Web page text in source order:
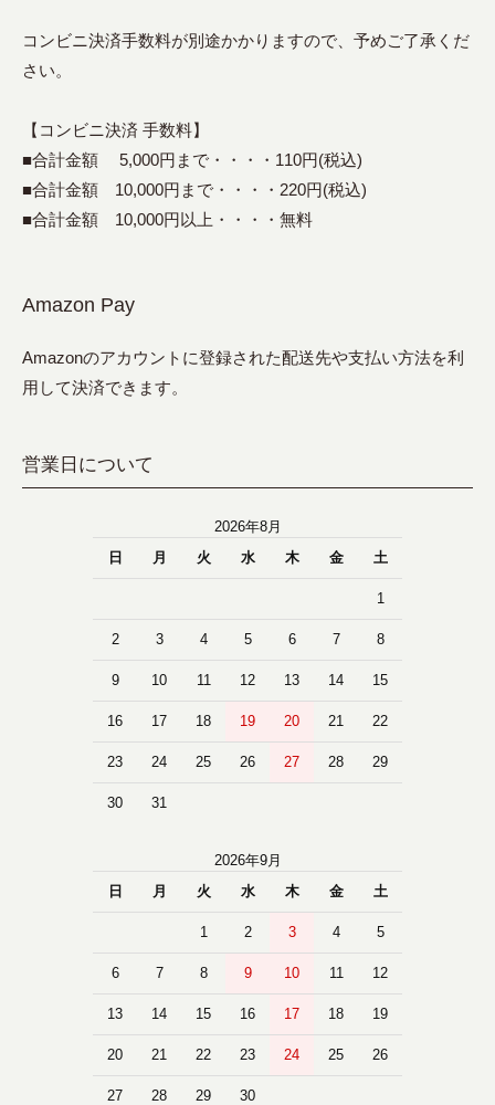
コンビニ決済手数料が別途かかりますので、予めご了承くだ
さい。
【コンビニ決済 手数料】
■合計金額 5,000円まで・・・・110円(税込)
■合計金額 10,000円まで・・・・220円(税込)
■合計金額 10,000円以上・・・・無料
Amazon Pay
Amazonのアカウントに登録された配送先や支払い方法を利
用して決済できます。
営業日について
2026年8月
日
月 火 水 木 金 土
1
2 3 4 5 6 7 8
9 10 11 12 13 14 15
16 17 18 19 20 21 22
23 24 25 26 27 28 29
30 31
2026年9月
日
月 火 水 木 金 土
1 2 3 4 5
6 7 8 9 10 11 12
13 14 15 16 17 18 19
20 21 22 23 24 25 26
27 28 29 30